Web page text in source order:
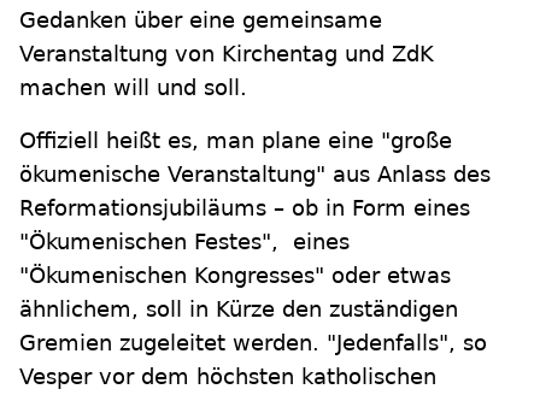
Gedanken über eine gemeinsame
Veranstaltung von Kirchentag und ZdK
machen will und soll.
Offiziell heißt es, man plane eine "große
ökumenische Veranstaltung" aus Anlass des
Reformationsjubiläums – ob in Form eines
"Ökumenischen Festes", eines
"Ökumenischen Kongresses" oder etwas
ähnlichem, soll in Kürze den zuständigen
Gremien zugeleitet werden. "Jedenfalls", so
Vesper vor dem höchsten katholischen